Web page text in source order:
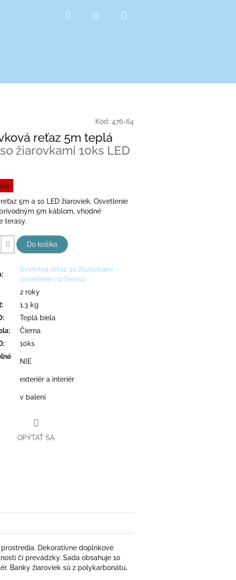
Hľadať Prihlásenie
Kód: 476-64
reťaz 5m teplá
so žiarovkami 10ks LED
5m a 10 LED žiaroviek. Osvetlenie
5m káblom, vhodné
terasy.
Do košíka
:
Svetelná reťaz so žiarovkami -
osvetlenie na terasu
2 roky
:
1.3 kg
:
Teplá biela
:
Čierna
:
10ks
NIE
exteriér a interiér
v balení
OPÝTAŤ SA
Dekoratívne doplnkové
či prevádzky. Sada obsahuje 10
Banky žiaroviek sú z polykarbonátu,